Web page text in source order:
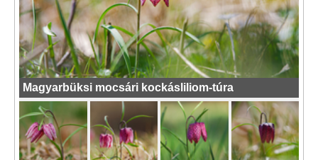
Magyarbüksi mocsári kockásliliom-túra